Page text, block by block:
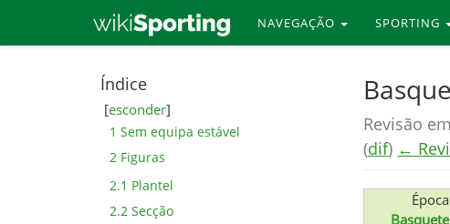
NAVEGAÇÃO SPORTING
Índice
[esconder]
1 Sem equipa estável
2 Figuras
2.1 Plantel
2.2 Secção
Revisão
(dif) ←